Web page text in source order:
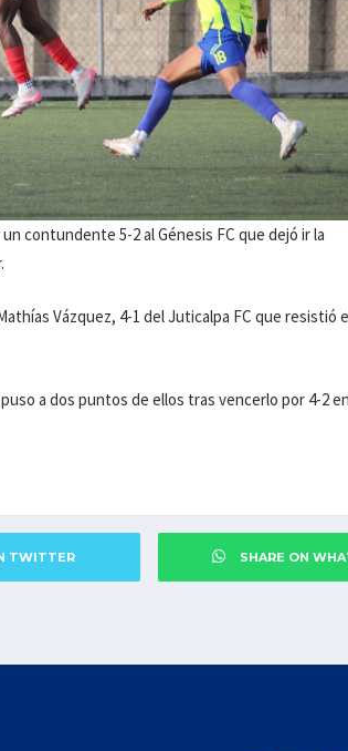
contundente 5-2 al Génesis FC que dejó ir la
Vázquez, 4-1 del Juticalpa FC que resistió
a dos puntos de ellos tras vencerlo por 4-2
TWITTER SHARE ON